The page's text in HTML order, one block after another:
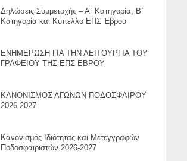
Δηλώσεις Συμμετοχής – Α΄ Κατηγορία, Β΄
Κατηγορία και Κύπελλο ΕΠΣ Έβρου
ΕΝΗΜΕΡΩΣΗ ΓΙΑ ΤΗΝ ΛΕΙΤΟΥΡΓΙΑ ΤΟΥ
ΓΡΑΦΕΙΟΥ ΤΗΣ ΕΠΣ ΕΒΡΟΥ
ΚΑΝΟΝΙΣΜΟΣ ΑΓΩΝΩΝ ΠΟΔΟΣΦΑΙΡΟΥ
2026-2027
Κανονισμός Ιδιότητας και Μετεγγραφών
Ποδοσφαιριστών 2026-2027